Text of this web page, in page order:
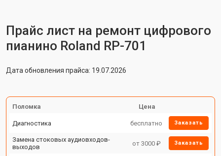
Прайс лист на ремонт цифрового
пианино Roland RP-701
Дата обновления прайса: 19.07.2026
Поломка Цена
Диагностика бесплатно Заказать
Замена стоковых аудиовходов-
выходов
от 3000 ₽ Заказать